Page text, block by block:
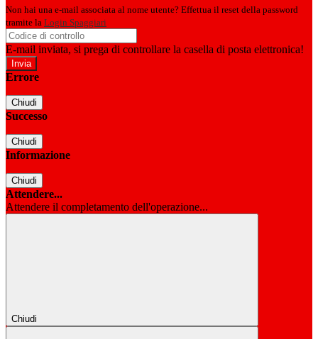
Non hai una e-mail associata al nome utente? Effettua il reset della password
tramite la Login Spaggiari
E-mail inviata, si prega di controllare la casella di posta elettronica!
Errore
Chiudi
Successo
Chiudi
Informazione
Chiudi
Attendere...
Attendere il completamento dell'operazione...
Chiudi